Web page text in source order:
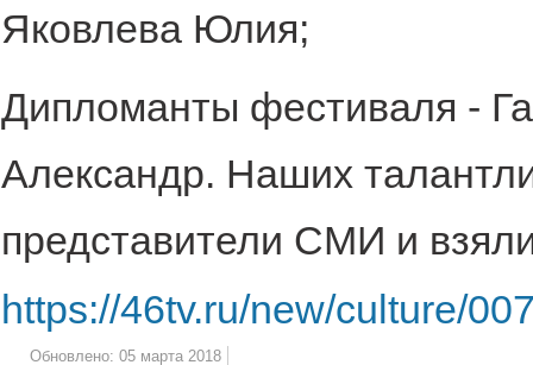
Яковлева Юлия;
Дипломанты фестиваля -
Александр. Наших
представители СМИ и
https://46tv.ru/new/culture/
Обновлено: 05 марта 2018